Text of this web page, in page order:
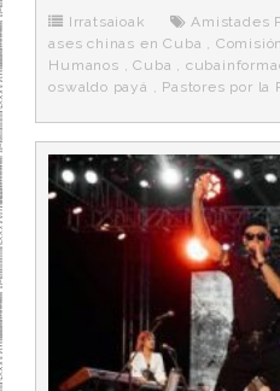
o
k
r
e
r
a
Irratsaioak Amistades
ases chinas en Cuba ,
Humanos ,Cuba ,
oswaldo payá , Pastores por la